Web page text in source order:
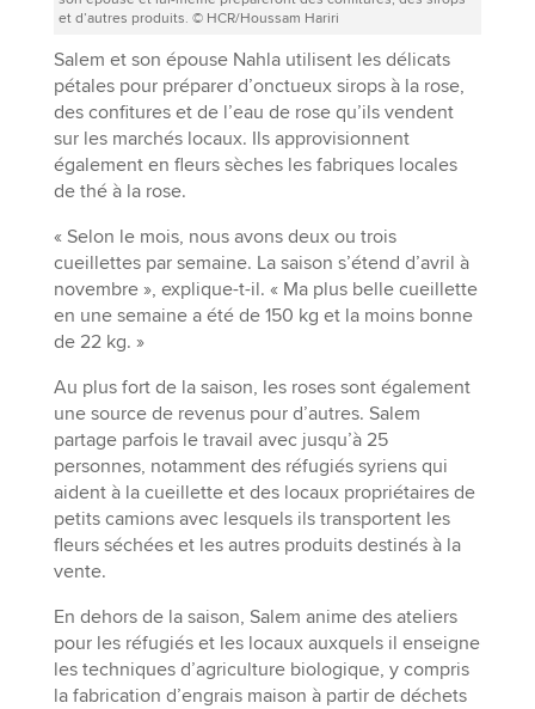
et d’autres produits. © HCR/Houssam Hariri
Salem et son épouse Nahla utilisent les délicats
pétales pour préparer d’onctueux sirops à la rose,
des confitures et de l’eau de rose qu’ils vendent
sur les marchés locaux. Ils approvisionnent
également en fleurs sèches les fabriques locales
de thé à la rose.
« Selon le mois, nous avons deux ou trois
cueillettes par semaine. La saison s’étend d’avril à
novembre », explique-t-il. « Ma plus belle cueillette
en une semaine a été de 150 kg et la moins bonne
de 22 kg. »
Au plus fort de la saison, les roses sont également
une source de revenus pour d’autres. Salem
partage parfois le travail avec jusqu’à 25
personnes, notamment des réfugiés syriens qui
aident à la cueillette et des locaux propriétaires de
petits camions avec lesquels ils transportent les
fleurs séchées et les autres produits destinés à la
vente.
En dehors de la saison, Salem anime des ateliers
pour les réfugiés et les locaux auxquels il enseigne
les techniques d’agriculture biologique, y compris
la fabrication d’engrais maison à partir de déchets